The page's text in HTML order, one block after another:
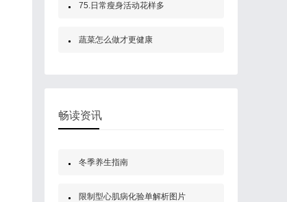
75.日常瘦身活动花样多
蔬菜怎么做才更健康
畅读资讯
冬季养生指南
限制型心肌病化验单解析图片